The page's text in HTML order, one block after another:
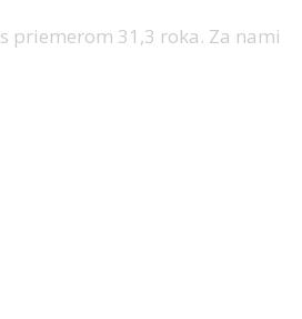
s priemerom 31,3 roka. Za nami